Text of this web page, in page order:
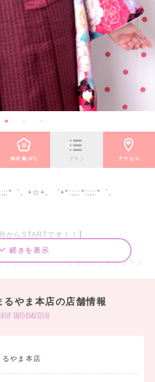
袴衣装(47) プラン アクセス
゜。+☆+。゜+*:;;;:*:;;;:*゜。
からSTARTです！！】
ンタル、当日のお支度も全てお任せ下さ
゜。+☆+。゜+*:;;;:*:;;;:*゜。
ぞろえ！！
続きを表示
るやま本店の店舗情報
information
るやま本店